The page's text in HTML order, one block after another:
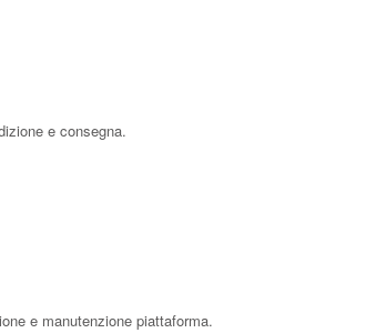
e consegna.
e manutenzione piattaforma.